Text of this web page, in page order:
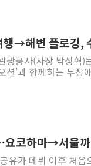
행→해변 플로깅,
공사(사장 박성혁)
션'과 함께하는 무장
코하마→서울
유가 데뷔 이후 처